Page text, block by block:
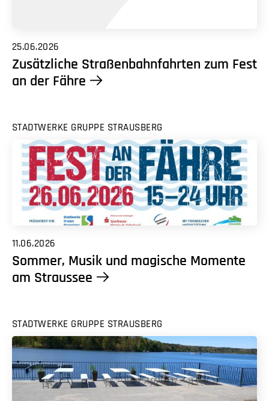
25.06.2026
Zusätzliche Straßenbahnfahrten zum Fest
an der Fähre
STADTWERKE GRUPPE STRAUSBERG
11.06.2026
Sommer, Musik und magische Momente
am Straussee
STADTWERKE GRUPPE STRAUSBERG